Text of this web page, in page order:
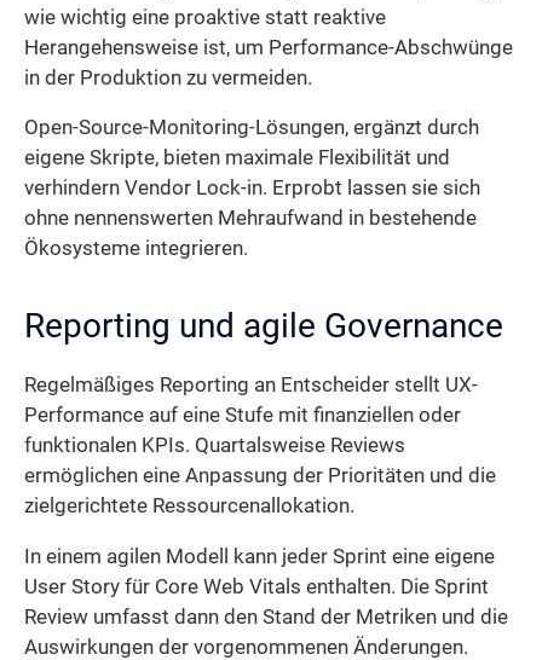
wie wichtig eine proaktive statt reaktive
Herangehensweise ist, um Performance-Abschwünge
in der Produktion zu vermeiden.
Open-Source-Monitoring-Lösungen, ergänzt durch
eigene Skripte, bieten maximale Flexibilität und
verhindern Vendor Lock-in. Erprobt lassen sie sich
ohne nennenswerten Mehraufwand in bestehende
Ökosysteme integrieren.
Reporting und agile Governance
Regelmäßiges Reporting an Entscheider stellt UX-
Performance auf eine Stufe mit finanziellen oder
funktionalen KPIs. Quartalsweise Reviews
ermöglichen eine Anpassung der Prioritäten und die
zielgerichtete Ressourcenallokation.
In einem agilen Modell kann jeder Sprint eine eigene
User Story für Core Web Vitals enthalten. Die Sprint
Review umfasst dann den Stand der Metriken und die
Auswirkungen der vorgenommenen Änderungen.